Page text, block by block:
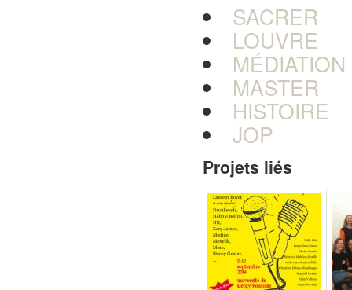
SACRER
LOUVRE
MÉDIATION
MASTER
HISTOIRE
JOP
Projets liés